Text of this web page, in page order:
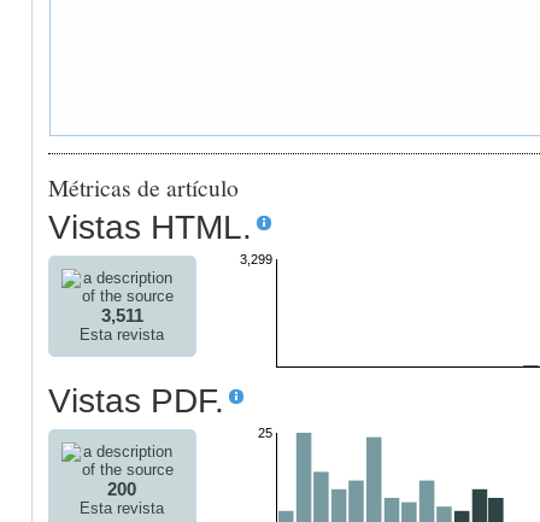
Métricas de artículo
Vistas HTML.
3,511
Esta revista
3,299
Vistas PDF.
200
Esta revista
25